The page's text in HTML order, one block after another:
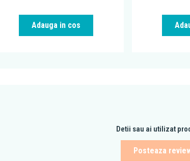
Adauga in cos
Detii sau ai utilizat
Posteaza